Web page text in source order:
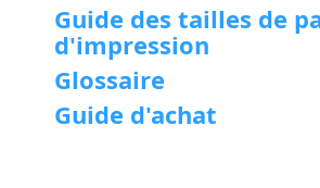
Guide des tailles de
d'impression
Glossaire
Guide d'achat